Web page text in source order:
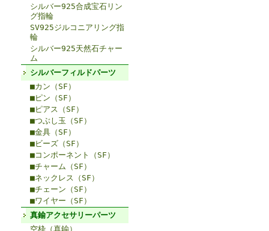
シルバー925合成宝石リン
グ指輪
SV925ジルコニアリング指
輪
シルバー925天然石チャー
ム
シルバーフィルドパーツ
■カン（SF）
■ピン（SF）
■ピアス（SF）
■つぶし玉（SF）
■金具（SF）
■ビーズ（SF）
■コンポーネント（SF）
■チャーム（SF）
■ネックレス（SF）
■チェーン（SF）
■ワイヤー（SF）
真鍮アクセサリーパーツ
空枠（真鍮）